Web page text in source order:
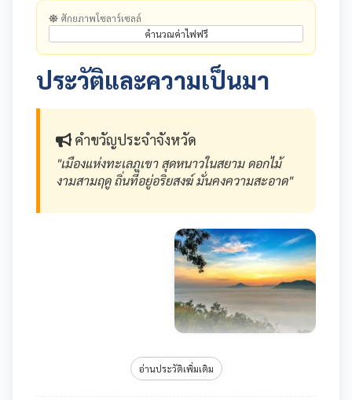
ศักยภาพโซลาร์เซลล์
คำนวณค่าไฟฟรี
ประวัติและความเป็นมา
คำขวัญประจำจังหวัด
"เมืองแห่งทะเลภูเขา สุดหนาวในสยาม ดอกไม้
งามสามฤดู ถิ่นที่อยู่อริยสงฆ์ มั่นคงความสะอาด"
อ่านประวัติเพิ่มเติม